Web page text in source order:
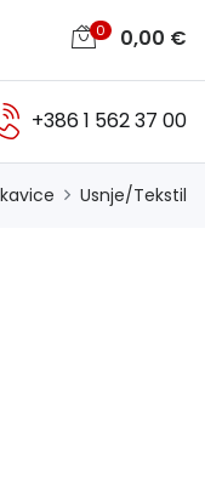
0 0,00 €
+386 1 562 37 00
Usnje/Tekstil